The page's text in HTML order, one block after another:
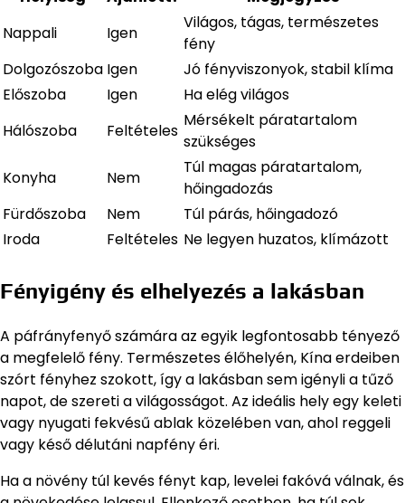
Nappali
Igen
Világos, tágas, természetes
fény
Dolgozószoba Igen
Jó fényviszonyok, stabil klíma
Előszoba
Igen
Ha elég világos
Hálószoba
Feltételes
Mérsékelt páratartalom
szükséges
Konyha
Nem
Túl magas páratartalom,
hőingadozás
Fürdőszoba
Nem
Túl párás, hőingadozó
Iroda
Feltételes Ne legyen huzatos, klímázott
Fényigény és elhelyezés a lakásban
A páfrányfenyő számára az egyik legfontosabb tényező
a megfelelő fény. Természetes élőhelyén, Kína erdeiben
szórt fényhez szokott, így a lakásban sem igényli a tűző
napot, de szereti a világosságot. Az ideális hely egy keleti
vagy nyugati fekvésű ablak közelében van, ahol reggeli
vagy késő délutáni napfény éri.
Ha a növény túl kevés fényt kap, levelei fakóvá válnak, és